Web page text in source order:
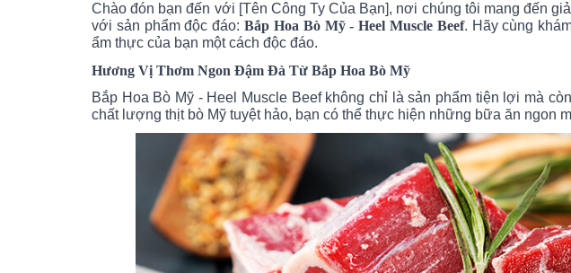
Chào đón bạn đến với [Tên Công Ty Của Bạn], nơi chúng tôi mang đến
với sản phẩm độc đáo:Bắp Hoa Bò Mỹ - Heel Muscle Beef. Hãy cùng
ẩm thực của bạn một cách độc đáo.
Hương Vị Thơm Ngon Đậm Đà Từ Bắp Hoa Bò Mỹ
Bắp Hoa Bò Mỹ - Heel Muscle Beef không chỉ là sản phẩm tiện lợi mà
chất lượng thịt bò Mỹ tuyệt hảo, bạn có thể thực hiện những bữa ăn ngon